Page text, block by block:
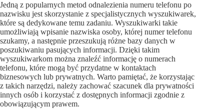
Jedną z popularnych metod odnalezienia numeru telefonu po
nazwisku jest skorzystanie z specjalistycznych wyszukiwarek,
które są dedykowane temu zadaniu. Wyszukiwarki takie
umożliwiają wpisanie nazwiska osoby, której numer telefonu
szukamy, a następnie przeszukują różne bazy danych w
poszukiwaniu pasujących informacji. Dzięki takim
wyszukiwarkom można znaleźć informację o numerach
telefonu, które mogą być przydatne w kontaktach
biznesowych lub prywatnych. Warto pamiętać, że korzystając
z takich narzędzi, należy zachować szacunek dla prywatności
innych osób i korzystać z dostępnych informacji zgodnie z
obowiązującym prawem.